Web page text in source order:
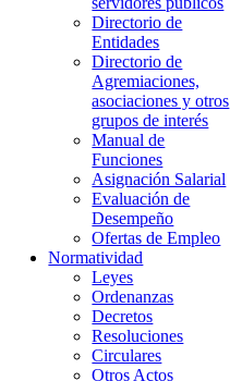
Directorio de
Entidades
Directorio de
Agremiaciones,
asociaciones y otros
grupos de interés
Manual de
Funciones
Asignación Salarial
Evaluación de
Desempeño
Ofertas de Empleo
Normatividad
Leyes
Ordenanzas
Decretos
Resoluciones
Circulares
Otros Actos